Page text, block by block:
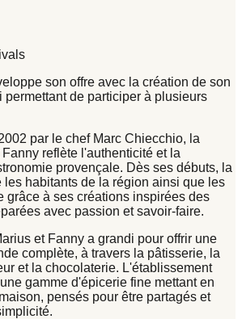
son offre avec la création de son
permettant de participer à plusieurs
par le chef Marc Chiecchio, la
Fanny reflète l'authenticité et la
provençale. Dès ses débuts, la
les habitants de la région ainsi que les
grâce à ses créations inspirées des
avec passion et savoir-faire.
et Fanny a grandi pour offrir une
complète, à travers la pâtisserie, la
et la chocolaterie. L'établissement
gamme d'épicerie fine mettant en
pensés pour être partagés et